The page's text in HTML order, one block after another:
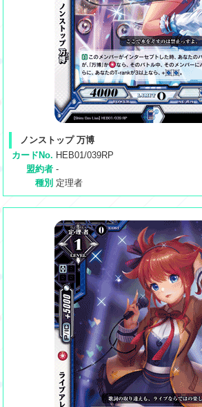
ノンストップ 万博
カードNo. HEB01/039RP
盟約者 -
種別 定理者